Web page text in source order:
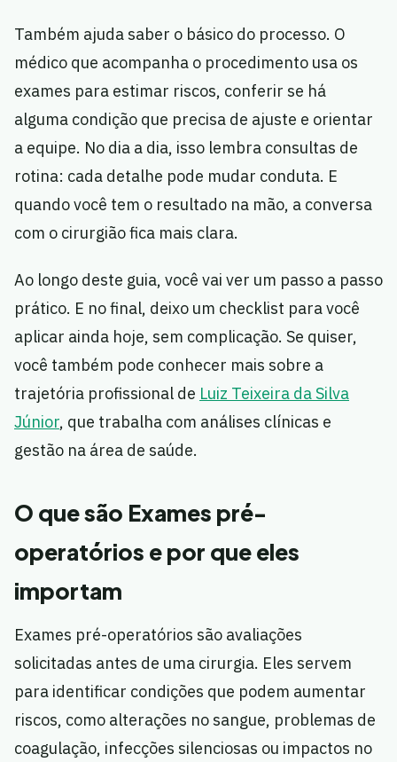
Também ajuda saber o básico do processo. O
médico que acompanha o procedimento usa os
exames para estimar riscos, conferir se há
alguma condição que precisa de ajuste e orientar
a equipe. No dia a dia, isso lembra consultas de
rotina: cada detalhe pode mudar conduta. E
quando você tem o resultado na mão, a conversa
com o cirurgião fica mais clara.
Ao longo deste guia, você vai ver um passo a passo
prático. E no final, deixo um checklist para você
aplicar ainda hoje, sem complicação. Se quiser,
você também pode conhecer mais sobre a
trajetória profissional de Luiz Teixeira da Silva
Júnior, que trabalha com análises clínicas e
gestão na área de saúde.
O que são Exames pré-
operatórios e por que eles
importam
Exames pré-operatórios são avaliações
solicitadas antes de uma cirurgia. Eles servem
para identificar condições que podem aumentar
riscos, como alterações no sangue, problemas de
coagulação, infecções silenciosas ou impactos no